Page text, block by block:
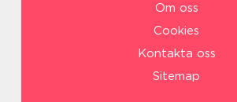
Om oss
Cookies
Kontakta oss
Sitemap